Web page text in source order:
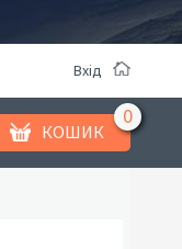
Вхід
КОШИК